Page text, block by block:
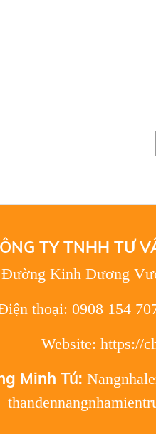
TY TNHH TƯ
Kinh Dương
thoại: 0908 154
Website: https://
Minh Tú: